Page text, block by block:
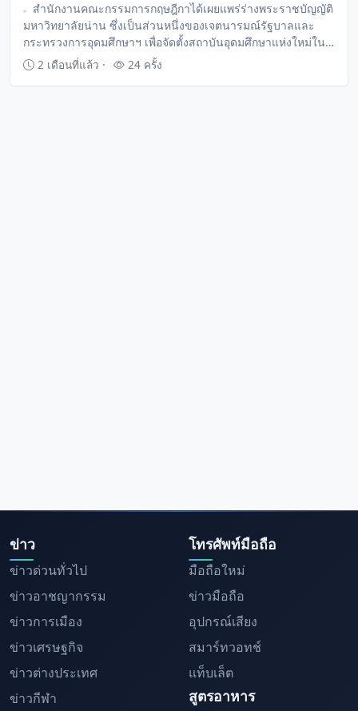
สำนักงานคณะกรรมการกฤษฎีกาได้เผยแพร่ร่างพระราชบัญญัติ
มหาวิทยาลัยน่าน ซึ่งเป็นส่วนหนึ่งของเจตนารมณ์รัฐบาลและ
กระทรวงการอุดมศึกษาฯ เพื่อจัดตั้งสถาบันอุดมศึกษาแห่งใหม่ใน
จังหวัดน่าน การจัดตั้งมีวัตถุประสงค์เพื่อเฉลิมพระเกียรติสมเด็จ
2 เดือนที่แล้ว · 24 ครั้ง
ข่าว
ข่าวด่วนทั่วไป
ข่าวอาชญากรรม
ข่าวการเมือง
ข่าวเศรษฐกิจ
ข่าวต่างประเทศ
ข่าวกีฬา
โทรศัพท์มือถือ
มือถือใหม่
ข่าวมือถือ
อุปกรณ์เสียง
สมาร์ทวอทช์
แท็บเล็ต
สูตรอาหาร